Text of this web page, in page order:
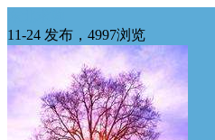
11-24 发布，4997浏览